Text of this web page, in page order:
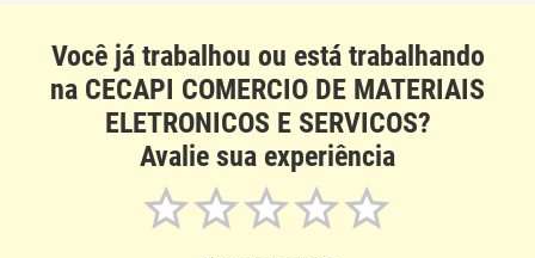
Você já trabalhou ou está trabalhando
na CECAPI COMERCIO DE MATERIAIS
ELETRONICOS E SERVICOS?
Avalie sua experiência